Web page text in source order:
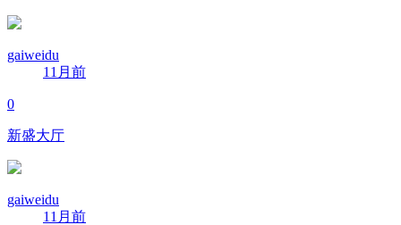
gaiweidu
11月前
0
新盛大厅
gaiweidu
11月前